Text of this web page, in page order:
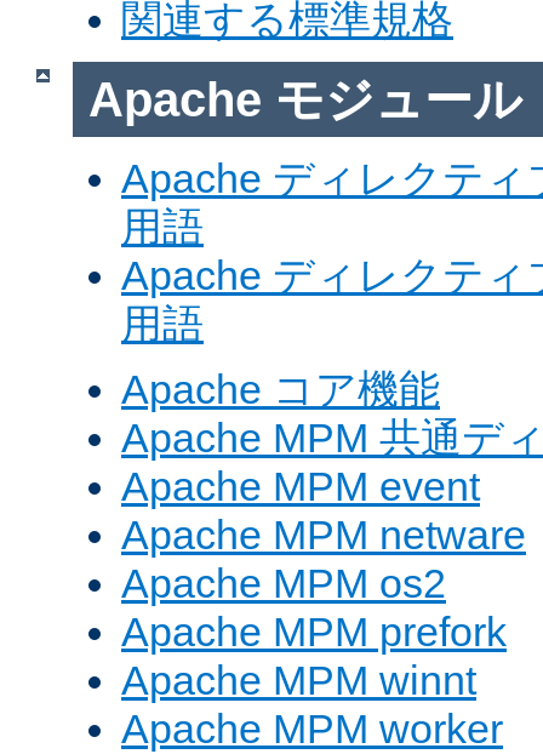
関連する標準規格
Apache モジュール
Apache ディレクテ
用語
Apache ディレクテ
用語
Apache コア機能
Apache MPM 共通デ
Apache MPM event
Apache MPM netware
Apache MPM os2
Apache MPM prefork
Apache MPM winnt
Apache MPM worker